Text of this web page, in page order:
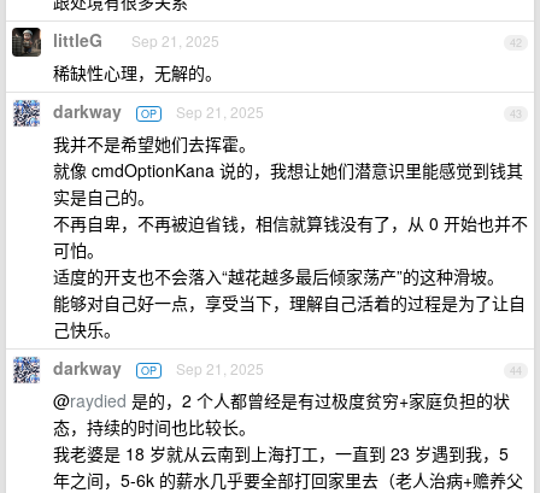
42
littleG Sep 21, 2025
稀缺性心理，无解的。
43
darkway OP Sep 21, 2025
我并不是希望她们去挥霍。
就像 cmdOptionKana 说的，我想让她们潜意识里能感觉到钱其
实是自己的。
不再自卑，不再被迫省钱，相信就算钱没有了，从 0 开始也并不
可怕。
适度的开支也不会落入“越花越多最后倾家荡产”的这种滑坡。
能够对自己好一点，享受当下，理解自己活着的过程是为了让自
己快乐。
44
darkway OP Sep 21, 2025
@raydied 是的，2 个人都曾经是有过极度贫穷+家庭负担的状
态，持续的时间也比较长。
我老婆是 18 岁就从云南到上海打工，一直到 23 岁遇到我，5
年之间，5-6k 的薪水几乎要全部打回家里去（老人治病+赡养父